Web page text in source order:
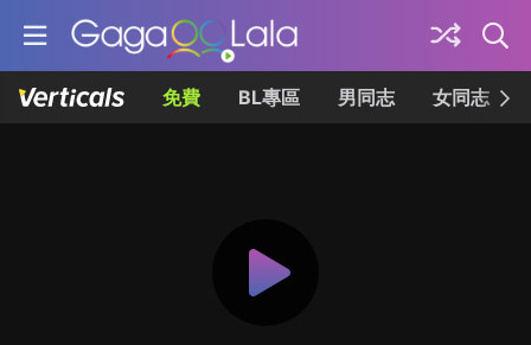
免費 BL專區 男同志 女同志